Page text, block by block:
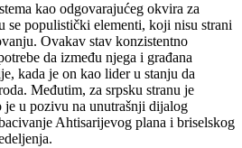
kao odgovarajućeg okvira za
se populistički elementi, koji nisu strani
Ovakav stav konzistentno
da između njega i građana
kada je on kao lider u stanju da
Međutim, za srpsku stranu je
u pozivu na unutrašnji dijalog
Ahtisarijevog plana i briselskog